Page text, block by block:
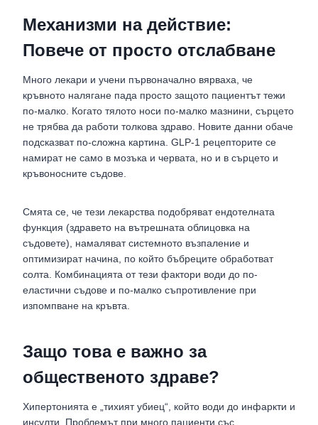
Механизми на действие:
Повече от просто отслабване
Много лекари и учени първоначално вярваха, че
кръвното налягане пада просто защото пациентът тежи
по-малко. Когато тялото носи по-малко мазнини, сърцето
не трябва да работи толкова здраво. Новите данни обаче
подсказват по-сложна картина. GLP-1 рецепторите се
намират не само в мозъка и червата, но и в сърцето и
кръвоносните съдове.
Смята се, че тези лекарства подобряват ендотелната
функция (здравето на вътрешната облицовка на
съдовете), намаляват системното възпаление и
оптимизират начина, по който бъбреците обработват
солта. Комбинацията от тези фактори води до по-
еластични съдове и по-малко съпротивление при
изпомпване на кръвта.
Защо това е важно за
общественото здраве?
Хипертонията е „тихият убиец“, който води до инфаркти и
инсулти. Проблемът при много пациенти със